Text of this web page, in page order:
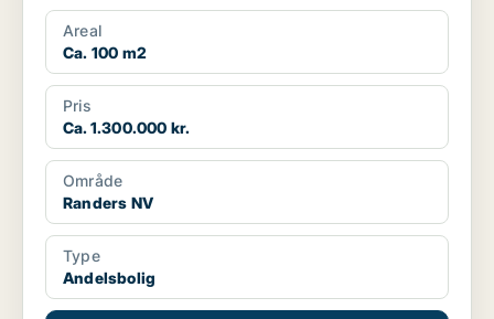
Areal
Ca. 100 m2
Pris
Ca. 1.300.000 kr.
Område
Randers NV
Type
Andelsbolig